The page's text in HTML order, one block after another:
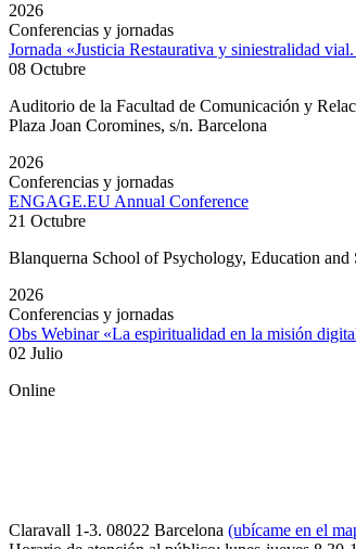
2026
Conferencias y jornadas
Jornada «Justicia Restaurativa y siniestralidad
08 Octubre
Auditorio de la Facultad de Comunicación y
Plaza Joan Coromines, s/n. Barcelona
2026
Conferencias y jornadas
ENGAGE.EU Annual Conference
21 Octubre
Blanquerna School of Psychology, Education and
2026
Conferencias y jornadas
Obs Webinar «La espiritualidad en la misión
02 Julio
Online
Claravall 1-3. 08022 Barcelona (ubícame en el